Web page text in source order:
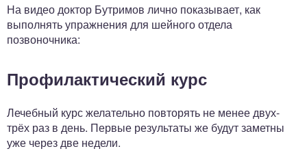
На видео доктор Бутримов лично показывает, как
выполнять упражнения для шейного отдела
позвоночника:
Профилактический курс
Лечебный курс желательно повторять не менее двух-
трёх раз в день. Первые результаты же будут заметны
уже через две недели.